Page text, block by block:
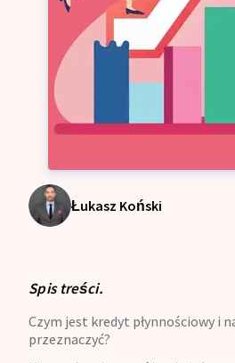
Łukasz Koński
Spis treści.
Czym jest kredyt płynnościowy i
przeznaczyć?